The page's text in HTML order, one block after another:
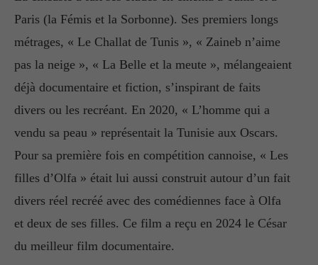
Paris (la Fémis et la Sorbonne). Ses premiers longs
métrages, « Le Challat de Tunis », « Zaineb n’aime
pas la neige », « La Belle et la meute », mélangeaient
déjà documentaire et fiction, s’inspirant de faits
divers ou les recréant. En 2020, « L’homme qui a
vendu sa peau » représentait la Tunisie aux Oscars.
Pour sa première fois en compétition cannoise, « Les
filles d’Olfa » était lui aussi construit autour d’un fait
divers réel recréé avec des comédiennes face à Olfa
et deux de ses filles. Ce film a reçu en 2024 le César
du meilleur film documentaire.